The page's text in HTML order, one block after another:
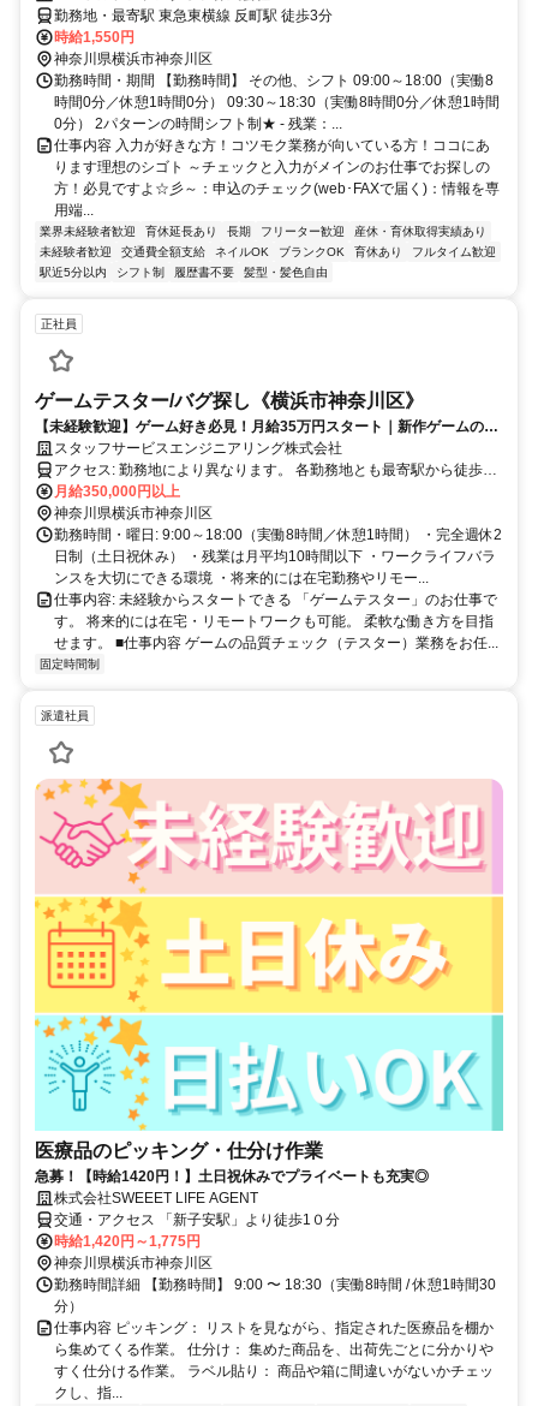
勤務地・最寄駅 東急東横線 反町駅 徒歩3分
時給1,550円
神奈川県横浜市神奈川区
勤務時間・期間 【勤務時間】 その他、シフト 09:00～18:00（実働8
時間0分／休憩1時間0分） 09:30～18:30（実働8時間0分／休憩1時間
0分） 2パターンの時間シフト制★ - 残業：...
仕事内容 入力が好きな方！コツモク業務が向いている方！ココにあ
ります理想のシゴト ～チェックと入力がメインのお仕事でお探しの
方！必見ですよ☆彡～：申込のチェック(web･FAXで届く)：情報を専
用端...
業界未経験者歓迎 育休延長あり 長期 フリーター歓迎
産休・育休取得実績あり
未経験者歓迎
交通費全額支給 ネイルOK ブランクOK 育休あり
フルタイム歓迎
駅近5分以内
シフト制 履歴書不要 髪型・髪色自由
正社員
ゲームテスター/バグ探し《横浜市神奈川区》
【未経験歓迎】ゲーム好き必見！月給35万円スタート｜新作ゲームの品
質チェック｜土日祝休み｜将来的にリモートワーク可能
スタッフサービスエンジニアリング株式会社
アクセス: 勤務地により異なります。 各勤務地とも最寄駅から徒歩圏
内のオフィスが中心です。 公共交通機関を利用して通勤いただけま
す。
月給350,000円以上
神奈川県横浜市神奈川区
勤務時間・曜日: 9:00～18:00（実働8時間／休憩1時間） ・完全週休2
日制（土日祝休み） ・残業は月平均10時間以下 ・ワークライフバラ
ンスを大切にできる環境 ・将来的には在宅勤務やリモー...
仕事内容: 未経験からスタートできる 「ゲームテスター」のお仕事で
す。 将来的には在宅・リモートワークも可能。 柔軟な働き方を目指
せます。 ■仕事内容 ゲームの品質チェック（テスター）業務をお任...
固定時間制
派遣社員
医療品のピッキング・仕分け作業
急募！【時給1420円！】土日祝休みでプライベートも充実◎
株式会社SWEEET LIFE AGENT
交通・アクセス 「新子安駅」より徒歩1０分
時給1,420円～1,775円
神奈川県横浜市神奈川区
勤務時間詳細 【勤務時間】 9:00 〜 18:30（実働8時間 / 休憩1時間30
分）
仕事内容 ピッキング： リストを見ながら、指定された医療品を棚か
ら集めてくる作業。 仕分け： 集めた商品を、出荷先ごとに分かりや
すく仕分ける作業。 ラベル貼り： 商品や箱に間違いがないかチェッ
クし、指...